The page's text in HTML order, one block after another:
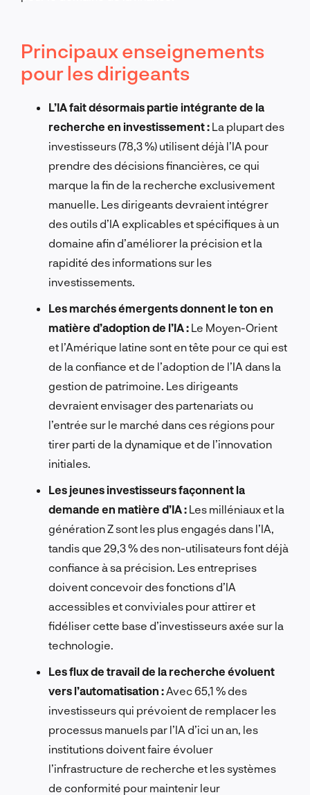
Principaux enseignements
pour les dirigeants
L’IA fait désormais partie intégrante de la
recherche en investissement : La plupart des
investisseurs (78,3 %) utilisent déjà l’IA pour
prendre des décisions financières, ce qui
marque la fin de la recherche exclusivement
manuelle. Les dirigeants devraient intégrer
des outils d’IA explicables et spécifiques à un
domaine afin d’améliorer la précision et la
rapidité des informations sur les
investissements.
Les marchés émergents donnent le ton en
matière d’adoption de l’IA : Le Moyen-Orient
et l’Amérique latine sont en tête pour ce qui est
de la confiance et de l’adoption de l’IA dans la
gestion de patrimoine. Les dirigeants
devraient envisager des partenariats ou
l’entrée sur le marché dans ces régions pour
tirer parti de la dynamique et de l’innovation
initiales.
Les jeunes investisseurs façonnent la
demande en matière d’IA : Les milléniaux et la
génération Z sont les plus engagés dans l’IA,
tandis que 29,3 % des non-utilisateurs font déjà
confiance à sa précision. Les entreprises
doivent concevoir des fonctions d’IA
accessibles et conviviales pour attirer et
fidéliser cette base d’investisseurs axée sur la
technologie.
Les flux de travail de la recherche évoluent
vers l’automatisation : Avec 65,1 % des
investisseurs qui prévoient de remplacer les
processus manuels par l’IA d’ici un an, les
institutions doivent faire évoluer
l’infrastructure de recherche et les systèmes
de conformité pour maintenir leur